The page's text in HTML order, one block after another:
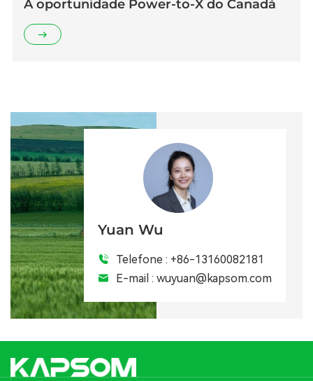
A oportunidade Power-to-X do Canadá
Yuan Wu
Telefone : +86-13160082181
E-mail : wuyuan@kapsom.com